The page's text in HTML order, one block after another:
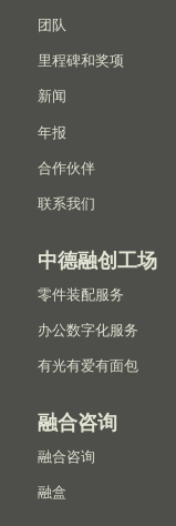
团队
里程碑和奖项
新闻
年报
合作伙伴
联系我们
中德融创工场
零件装配服务
办公数字化服务
有光有爱有面包
融合咨询
融合咨询
融盒